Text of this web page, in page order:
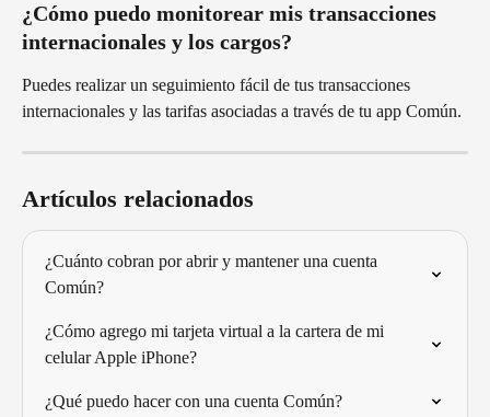
¿Cómo puedo monitorear mis transacciones
internacionales y los cargos?
Puedes realizar un seguimiento fácil de tus transacciones
internacionales y las tarifas asociadas a través de tu app Común.
Artículos relacionados
¿Cuánto cobran por abrir y mantener una cuenta
Común?
¿Cómo agrego mi tarjeta virtual a la cartera de mi
celular Apple iPhone?
¿Qué puedo hacer con una cuenta Común?